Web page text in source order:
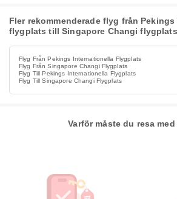
Fler rekommenderade flyg från
flygplats till Singapore Changi flygplats
Flyg Från Pekings Internationella Flygplats
Flyg Från Singapore Changi Flygplats
Flyg Till Pekings Internationella Flygplats
Flyg Till Singapore Changi Flygplats
Varför måste du resa med